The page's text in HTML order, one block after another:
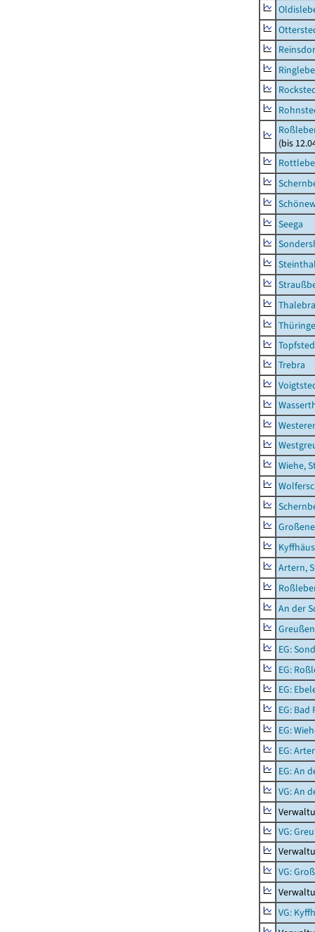
(bis
Seega
Thalebra
Trebra
Wiehe,
Artern,
An der
EG:
EG:
EG:
EG:
EG:
EG:
EG: An
VG: An
VG:
VG:
VG: